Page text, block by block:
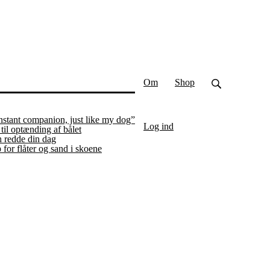
companion, just like my dog”
til optænding af bålet
redde din dag
for flåter og sand i skoene
Om Shop
Log ind